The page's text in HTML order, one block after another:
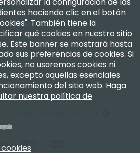
haciendo clic en el botón
También tiene la
qué cookies en nuestro sitio
Este banner se mostrará hasta
sus preferencias de cookies. Si
no usaremos cookies ni
excepto aquellas esenciales
del sitio web. Haga
nuestra política de